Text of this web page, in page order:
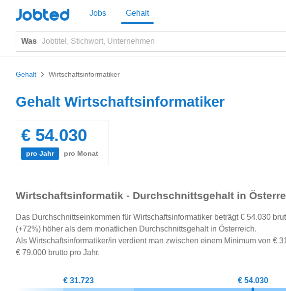
Jobted Jobs Gehalt
Was
Gehalt > Wirtschaftsinformatiker
Gehalt Wirtschaftsinformatiker
€ 54.030
pro Jahr pro Monat
Wirtschaftsinformatik - Durchschnittsgehalt in
Das Durchschnittseinkommen für Wirtschaftsinformatiker beträgt € 54.030
(+72%) höher als dem monatlichen Durchschnittsgehalt in Österreich.
Als Wirtschaftsinformatiker/in verdient man zwischen einem Minimum von €
€ 79.000 brutto pro Jahr.
€ 31.723 € 54.030